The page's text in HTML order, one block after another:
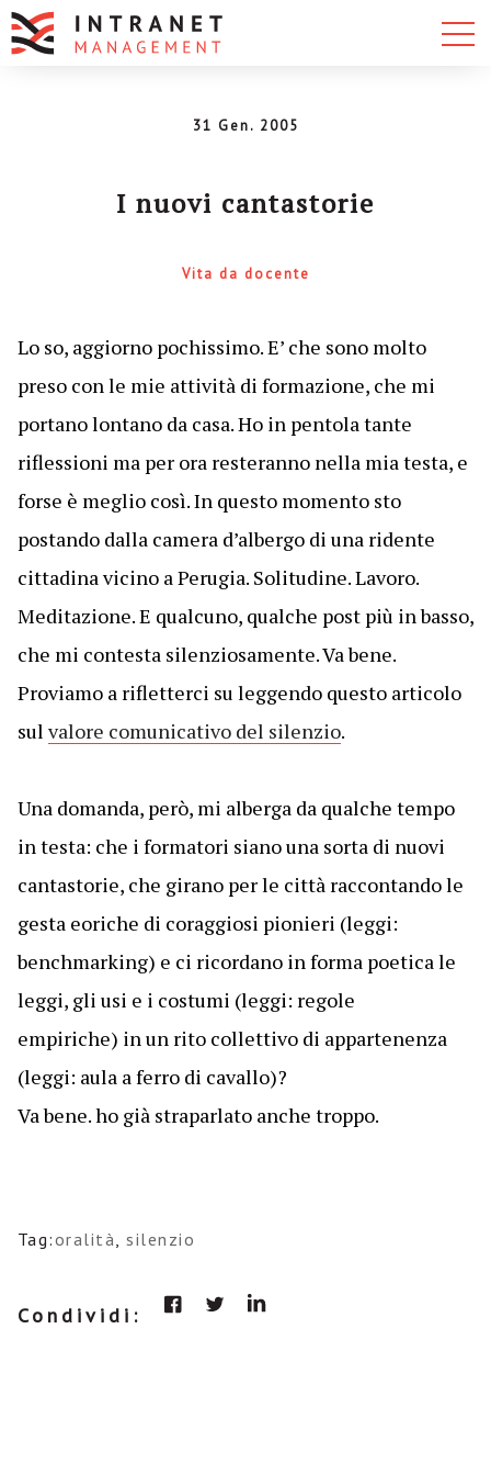
31 Gen. 2005
I nuovi cantastorie
Vita da docente
Lo so, aggiorno pochissimo. E’ che sono molto
preso con le mie attività di formazione, che mi
portano lontano da casa. Ho in pentola tante
riflessioni ma per ora resteranno nella mia testa, e
forse è meglio così. In questo momento sto
postando dalla camera d’albergo di una ridente
cittadina vicino a Perugia. Solitudine. Lavoro.
Meditazione. E qualcuno, qualche post più in basso,
che mi contesta silenziosamente. Va bene.
Proviamo a rifletterci su leggendo questo articolo
sul valore comunicativo del silenzio.
Una domanda, però, mi alberga da qualche tempo
in testa: che i formatori siano una sorta di nuovi
cantastorie, che girano per le città raccontando le
gesta eoriche di coraggiosi pionieri (leggi:
benchmarking) e ci ricordano in forma poetica le
leggi, gli usi e i costumi (leggi: regole
empiriche) in un rito collettivo di appartenenza
(leggi: aula a ferro di cavallo)?
Va bene. ho già straparlato anche troppo.
Tag:oralità,silenzio
Condividi: